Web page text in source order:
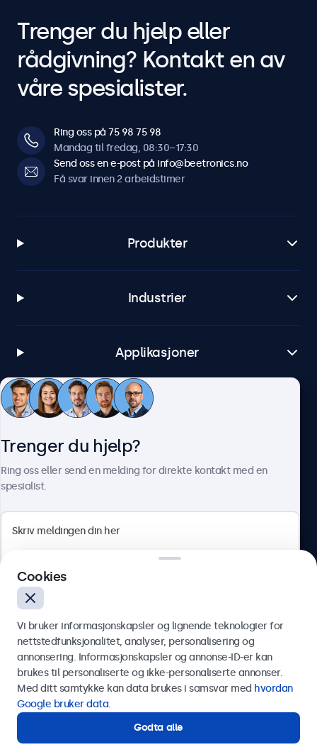
Trenger du hjelp eller
rådgivning? Kontakt en av
våre spesialister.
Ring oss på 75 98 75 98
Mandag til fredag, 08:30–17:30
Send oss en e-post på info@beetronics.no
Få svar innen 2 arbeidstimer
Produkter
Industrier
Applikasjoner
Kundeservice
Norsk
Trenger du hjelp?
Ring oss eller send en melding for direkte kontakt med en
spesialist.
Send
Eller ring oss på
Kontakt våre spesialister.
Cookies
Vi bruker informasjonskapsler og lignende teknologier for
nettstedfunksjonalitet, analyser, personalisering og
annonsering. Informasjonskapsler og annonse-ID-er kan
brukes til personaliserte og ikke-personaliserte annonser.
Med ditt samtykke kan data brukes i samsvar med hvordan
Google bruker data.
Godta alle